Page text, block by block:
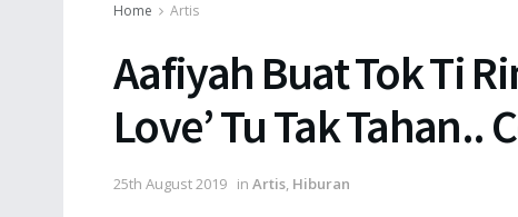
Home Artis
Aafiyah Buat Tok Ti
Love’ Tu Tak Tahan..
25th August 2019 in Artis, Hiburan